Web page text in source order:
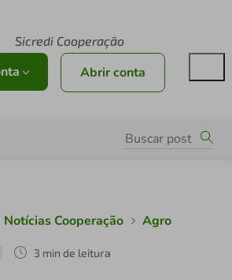
Sicredi Cooperação
Abrir conta
Notícias Cooperação Agro
3 min de leitura